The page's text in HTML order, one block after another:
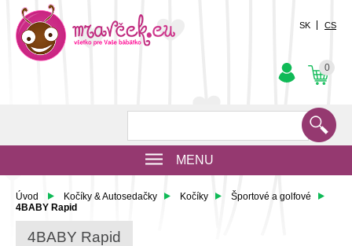
0
SK CS
MENU
Úvod Kočíky & Autosedačky Kočíky
Športové a golfové
4BABY Rapid
4BABY Rapid